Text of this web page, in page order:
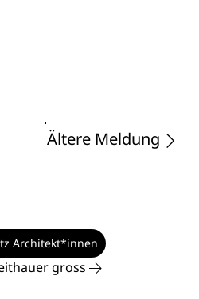
Ältere Meldung
Architekt*innen
gross